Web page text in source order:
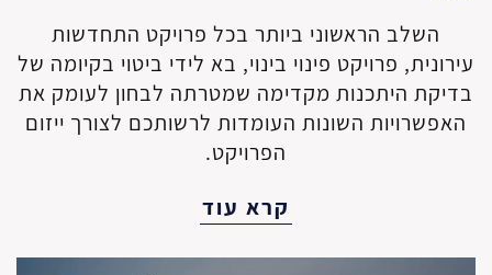
השלב הראשוני ביותר בכל פרויקט התחדשות
עירונית, פרויקט פינוי בינוי, בא לידי ביטוי בקיומה של
בדיקת היתכנות מקדימה שמטרתה לבחון לעומק את
האפשרויות השונות העומדות לרשותכם לצורך ייזום
הפרויקט.
קרא עוד